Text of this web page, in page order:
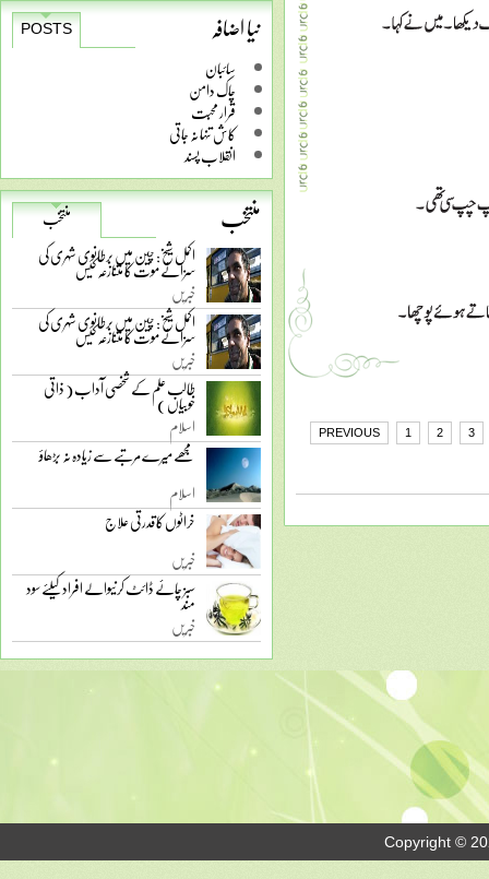
نیا اضافہ
POSTS
سائبان
چاک دامن
قرار محبت
کاش تنہا نہ جاتی
انقلاب پسند
منتخب
منتخب
اکمل شیخ: چین میں برطانوی شہری کی
سزائے موت کا متنازعہ کیس
خبریں
اکمل شیخ: چین میں برطانوی شہری کی
سزائے موت کا متنازعہ کیس
خبریں
طالب علم کے شخصی آداب ( ذاتی
خوبیاں )
اسلام
مجھے میرے مرتبے سے زیادہ نہ بڑھاؤ
اسلام
خراٹوں کا قدرتی علاج
خبریں
سبز چائے ڈائٹ کرنیوالے افراد کیلئے سود
مند
خبریں
PREVIOUS 1 2 3
Copyright ©